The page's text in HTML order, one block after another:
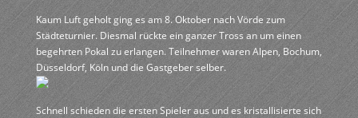
Kaum Luft geholt ging es am 8. Oktober nach Vörde zum
Städteturnier. Diesmal rückte ein ganzer Tross an um einen
begehrten Pokal zu erlangen. Teilnehmer waren Alpen, Bochum,
Düsseldorf, Köln und die Gastgeber selber.
Schnell schieden die ersten Spieler aus und es kristallisierte sich